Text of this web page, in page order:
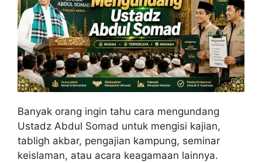
Banyak orang ingin tahu cara mengundang
Ustadz Abdul Somad untuk mengisi kajian,
tabligh akbar, pengajian kampung, seminar
keislaman, atau acara keagamaan lainnya.